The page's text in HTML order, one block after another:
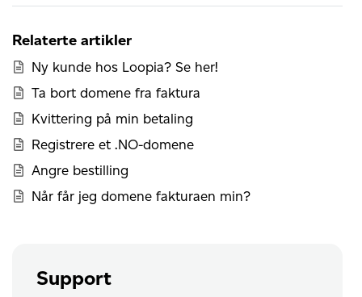
Relaterte artikler
Ny kunde hos Loopia? Se her!
Ta bort domene fra faktura
Kvittering på min betaling
Registrere et .NO-domene
Angre bestilling
Når får jeg domene fakturaen min?
Support